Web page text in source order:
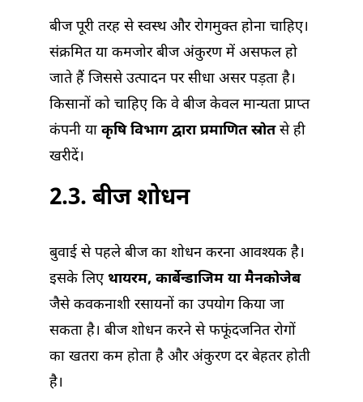
बीज पूरी तरह से स्वस्थ और रोगमुक्त होना चाहिए।
संक्रमित या कमजोर बीज अंकुरण में असफल हो
जाते हैं जिससे उत्पादन पर सीधा असर पड़ता है।
किसानों को चाहिए कि वे बीज केवल मान्यता प्राप्त
कंपनी या कृषि विभाग द्वारा प्रमाणित स्रोतसे ही
खरीदें।
2.3. बीज शोधन
बुवाई से पहले बीज का शोधन करना आवश्यक है।
इसके लिएथायरम, कार्बेन्डाजिम या मैनकोजेब
जैसे कवकनाशी रसायनों का उपयोग किया जा
सकता है। बीज शोधन करने से फफूंदजनित रोगों
का खतरा कम होता है और अंकुरण दर बेहतर होती
है।